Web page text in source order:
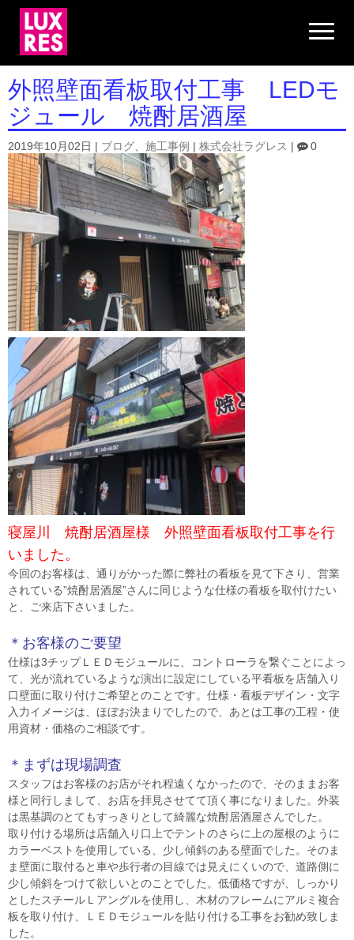
N
a
i
a
o
外照壁面看板取付工事 LEDモ
ジュール 焼酎居酒屋
2019年10月02日 ブログ 施工事例 株式会社ラグレス 0
寝屋川 焼酎居酒屋様 外照壁面看板取付工事を行
いました。
今回のお客様は、通りがかった際に弊社の看板を見て下さり、営業
されている”焼酎居酒屋”さんに同じような仕様の看板を取付けたい
と、ご来店下さいました。
＊お客様のご要望
仕様は3チップＬＥＤモジュールに、コントローラを繋ぐことによっ
て、光が流れているような演出に設定にしている平看板を店舗入り
口壁面に取り付けご希望とのことです。仕様・看板デザイン・文字
入力イメージは、ほぼお決まりでしたので、あとは工事の工程・使
用資材・価格のご相談です。
＊まずは現場調査
スタッフはお客様のお店がそれ程遠くなかったので、そのままお客
様と同行しまして、お店を拝見させてて頂く事になりました。外装
は黒基調のとてもすっきりとして綺麗な焼酎居酒屋さんでした。
取り付ける場所は店舗入り口上でテントのさらに上の屋根のように
カラーベストを使用している、少し傾斜のある壁面でした。そのま
ま壁面に取付ると車や歩行者の目線では見えにくいので、道路側に
少し傾斜をつけて欲しいとのことでした。低価格ですが、しっかり
としたスチールＬアングルを使用し、木材のフレームにアルミ複合
板を取り付け、ＬＥＤモジュールを貼り付ける工事をお勧め致しま
した。